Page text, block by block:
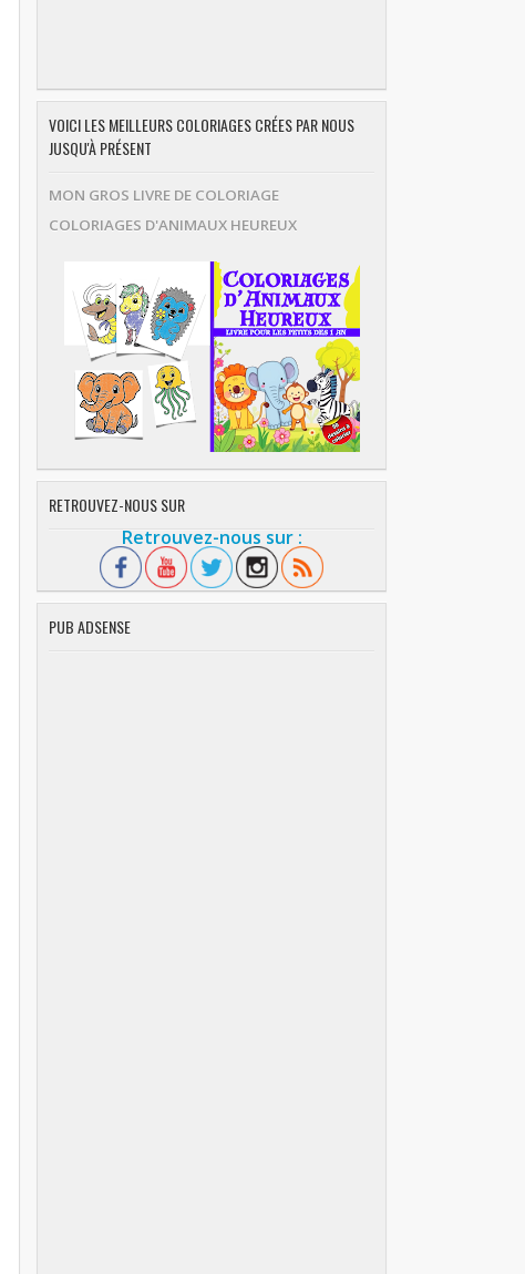
VOICI LES MEILLEURS COLORIAGES CRÉES PAR NOUS
JUSQU'À PRÉSENT
MON GROS LIVRE DE COLORIAGE
COLORIAGES D'ANIMAUX HEUREUX
RETROUVEZ-NOUS SUR
Retrouvez-nous sur :
PUB ADSENSE